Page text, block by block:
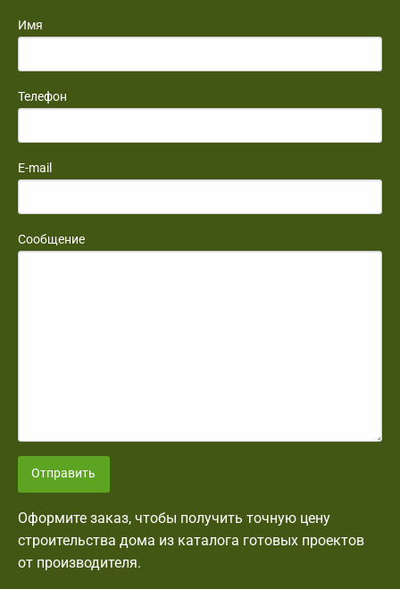
Имя
Телефон
E-mail
Сообщение
Отправить
Оформите заказ, чтобы получить точную цену
строительства дома из каталога готовых проектов
от производителя.